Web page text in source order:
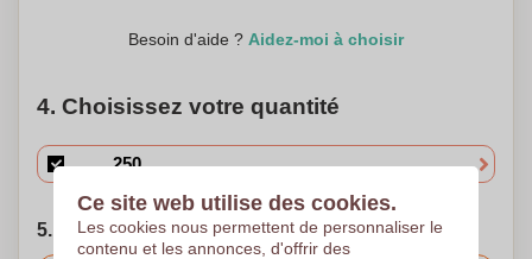
Besoin d'aide ? Aidez-moi à choisir
4. Choisissez votre quantité
5. Choisissez votre date d'expédition
Ce site web utilise des cookies.
Les cookies nous permettent de personnaliser le
contenu et les annonces, d'offrir des